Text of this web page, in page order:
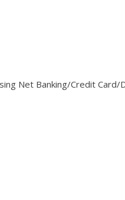
Net Banking/Credit Card/